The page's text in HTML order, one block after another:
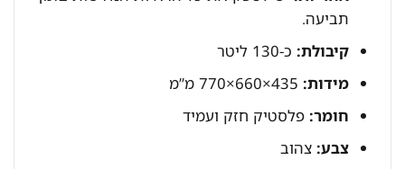
תביעה.
קיבולת:כ-130 ליטר
מידות:‎770×660×435 מ”מ
חומר:פלסטיק חזק ועמיד
צבע:צהוב